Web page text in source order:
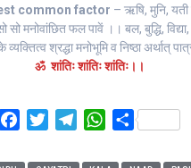
common factor – ऋषि, मुनि, यती
सो मनोवांछित फल पावें ।। बल, बुद्धि,
श्रद्धा मनोभूमि व निष्ठा अर्थात्
ॐ शांतिः शांतिः शांतिः।।
c
i
l
W
a
S
a